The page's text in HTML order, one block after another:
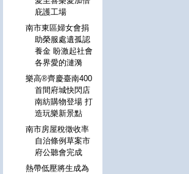
庇護工場
南市東區婦女會捐
助榮服處遺孤認
養金 盼激起社會
各界愛的漣漪
樂高®齊慶臺南400
首間府城快閃店
南紡購物登場 打
造玩樂新景點
南市房屋稅徵收率
自治條例草案市
府公聽會完成
熱帶低壓將生成為